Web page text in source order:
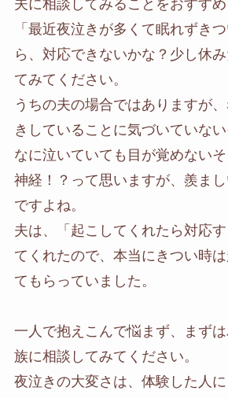
夫に相談してみることをおすすめ
「最近夜泣きが多くて眠れずき
ら、対応できないかな？少し休
てみてください。
うちの夫の場合ではありますが
きしていることに気づいていな
なに泣いていても目が覚めない
神経！？って思いますが、羨ま
ですよね。
夫は、「起こしてくれたら対応
てくれたので、本当にきつい時
てもらっていました。
一人で抱えこんで悩まず、まず
族に相談してみてください。
夜泣きの大変さは、体験した人